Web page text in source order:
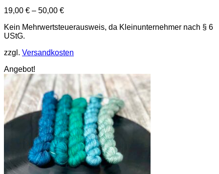
19,00 € – 50,00 €
Kein Mehrwertsteuerausweis, da Kleinunternehmer nach § 6
UStG.
zzgl. Versandkosten
Angebot!